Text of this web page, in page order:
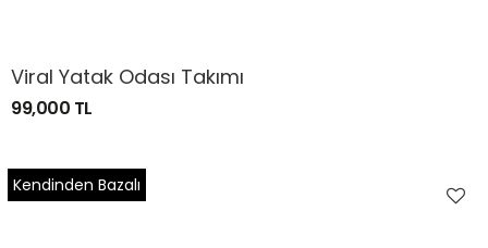
Viral Yatak Odası Takımı
99,000 TL
Kendinden Bazalı